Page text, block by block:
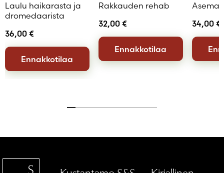
Laulu haikarasta ja
dromedaarista
36,00 €
Ennakkotilaa
Rakkauden rehab
32,00 €
Ennakkotilaa
Asemat
34,00 €